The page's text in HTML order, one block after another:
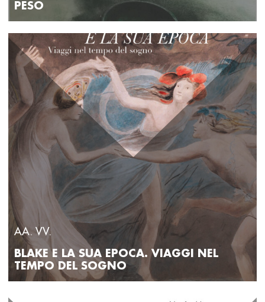
PESO
AA. VV.
BLAKE E LA SUA EPOCA. VIAGGI NEL
TEMPO DEL SOGNO